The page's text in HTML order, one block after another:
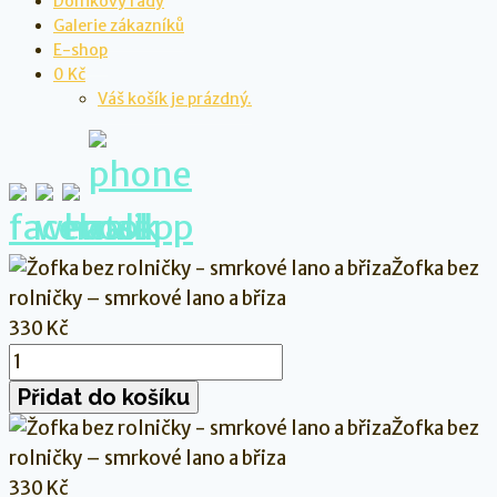
Galerie zákazníků
E-shop
0 Kč
Váš košík je prázdný.
Žofka bez
rolničky – smrkové lano a břiza
330 Kč
Žofka
bez
rolničky
smrkové
Přidat do košíku
Žofka bez
rolničky – smrkové lano a břiza
330 Kč